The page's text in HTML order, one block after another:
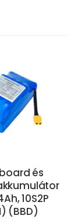
és
10S2P
(BBD)